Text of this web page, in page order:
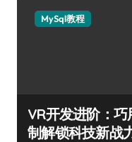
MySql教程
VR开发进阶：
制解锁科技新战